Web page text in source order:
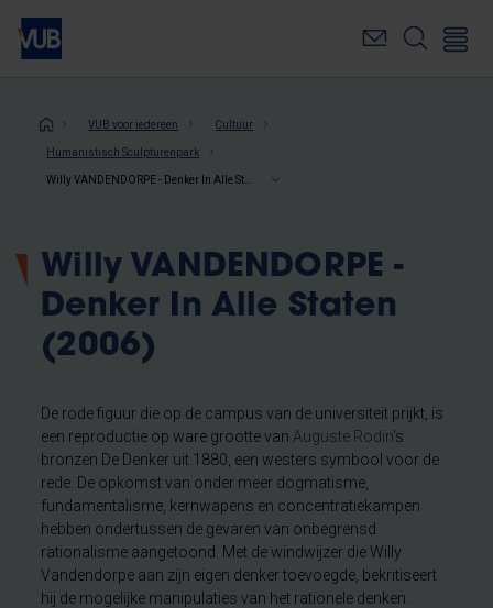
Overslaan
naar
inhoudKruimelpad
VUB voor iedereen Cultuur
Humanistisch Sculpturenpark
Willy VANDENDORPE -
Denker In Alle Staten
(2006)
De rode figuur die op de campus van de universiteit prijkt, is
een reproductie op ware grootte van Auguste Rodin’s
bronzen De Denker uit 1880, een westers symbool voor de
rede. De opkomst van onder meer dogmatisme,
fundamentalisme, kernwapens en concentratiekampen
hebben ondertussen de gevaren van onbegrensd
rationalisme aangetoond. Met de windwijzer die Willy
Vandendorpe aan zijn eigen denker toevoegde, bekritiseert
hij de mogelijke manipulaties van het rationele denken.